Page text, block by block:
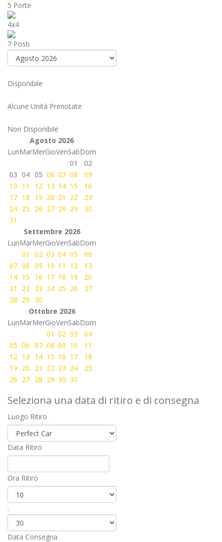
5 Porte
4x4
7 Posti
Disponibile
Alcune Unità Prenotate
Non Disponibile
Agosto 2026
LunMarMerGioVenSabDom
01
02
03 04 05 06 07 08
09
10 11 12 13 14 15
16
17 18 19 20 21 22
23
24 25 26 27 28 29
30
31
Settembre 2026
LunMarMerGioVenSabDom
01
02 03 04 05
06
07 08 09 10 11 12
13
14 15 16 17 18 19
20
21
22 23 24 25 26
27
28 29 30
Ottobre 2026
LunMarMerGioVenSabDom
01 02 03
04
05 06 07 08 09 10
11
12 13 14 15 16 17
18
19 20 21 22 23 24
25
26 27 28 29 30 31
Seleziona una data di ritiro e di consegna
Luogo Ritiro
Data Ritiro
Ora Ritiro
:
Data Consegna